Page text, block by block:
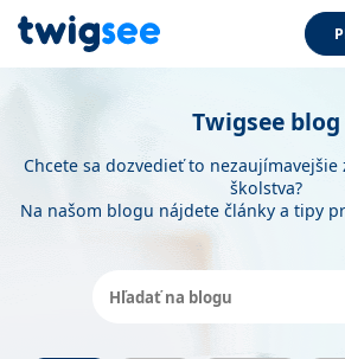
Twigsee blog
Chcete sa dozvedieť to
školstva?
Na našom blogu nájdete články a tipy